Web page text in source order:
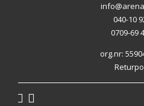
040-10
0709-69
org.nr: